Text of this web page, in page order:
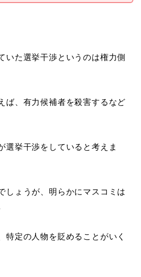
いた選挙干渉というのは権力側
ば、有力候補者を殺害するなど
選挙干渉をしていると考えま
しょうが、明らかにマスコミは
特定の人物を貶めることがいく